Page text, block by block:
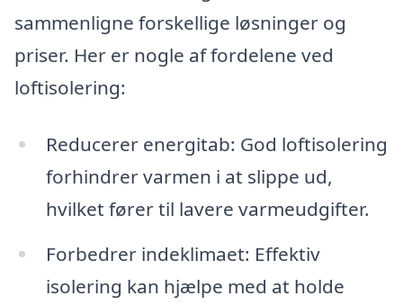
sammenligne forskellige løsninger og
priser. Her er nogle af fordelene ved
loftisolering:
Reducerer energitab: God loftisolering
forhindrer varmen i at slippe ud,
hvilket fører til lavere varmeudgifter.
Forbedrer indeklimaet: Effektiv
isolering kan hjælpe med at holde